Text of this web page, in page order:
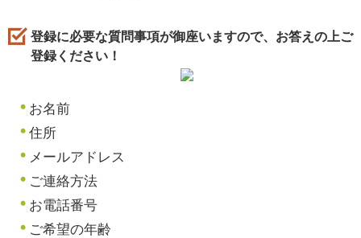
登録に必要な質問事項が御座いますので、お答えの上ご
登録ください！
お名前
住所
メールアドレス
ご連絡方法
お電話番号
ご希望の年齢